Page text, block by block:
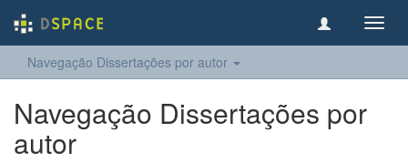
Navegação Dissertações por autor
Navegação Dissertações por
autor